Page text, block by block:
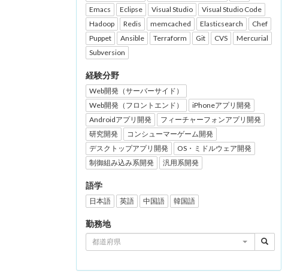
Emacs
Eclipse Visual Studio
Visual Studio Code
Hadoop
Redis memcached Elasticsearch
Chef
Puppet
Ansible Terraform Git CVS
Mercurial
Subversion
経験分野
Web開発（サーバーサイド）
Web開発（フロントエンド）
iPhoneアプリ開発
Androidアプリ開発
フィーチャーフォンアプリ開発
研究開発
コンシューマーゲーム開発
デスクトップアプリ開発
OS・ミドルウェア開発
制御組み込み系開発
汎用系開発
語学
日本語 英語 中国語 韓国語
勤務地
都道府県